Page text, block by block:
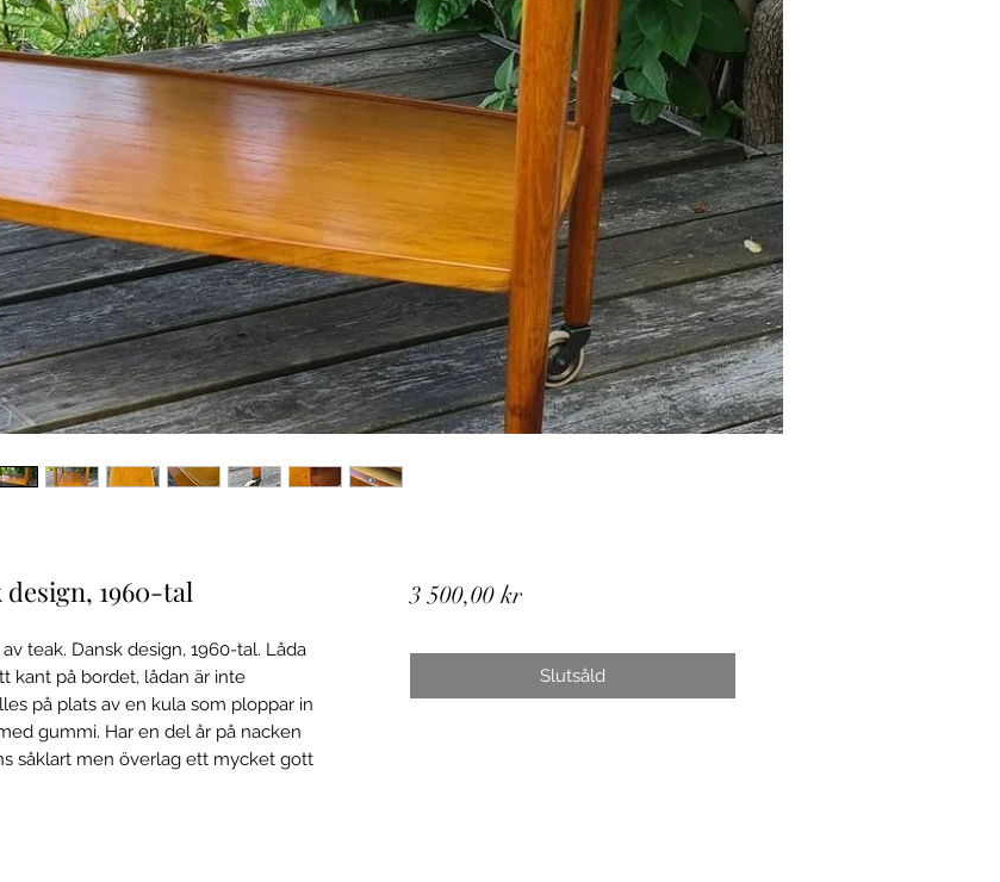
1960-tal
teak. Dansk design, 1960-tal. Låda
kant på bordet, lådan är inte
på plats av en kula som ploppar in
gummi. Har en del år på nacken
såklart men överlag ett mycket gott
3 500,00 krPris
Slutsåld